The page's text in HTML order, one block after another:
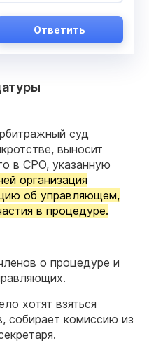
Ответить
суд
выносит
в СРО, указанную
организация
об управляющем,
в процедуре.
о процедуре и
хотят взяться
собирает комиссию из